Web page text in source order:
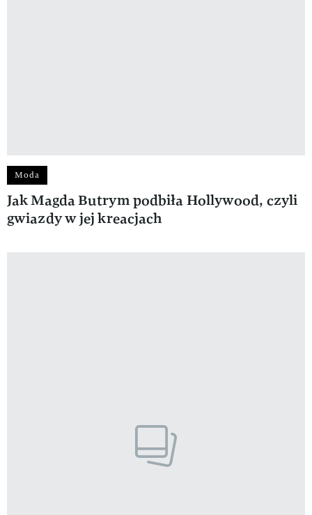
Moda
Jak Magda Butrym podbiła Hollywood, czyli
gwiazdy w jej kreacjach